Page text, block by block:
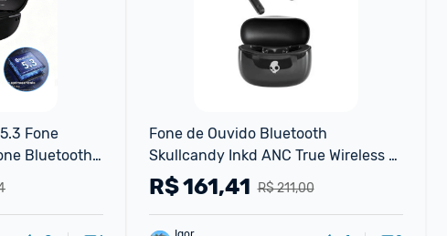
Fone
Bluetooth
Fone de Ouvido Bluetooth
Skullcandy Inkd ANC True Wireless
com Cancelamento Ativo de Ruído
R$ 211,00
R$161,41